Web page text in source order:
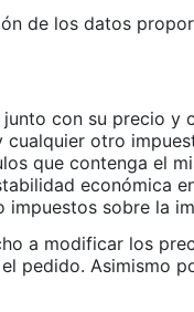
de los datos
con su precio y
cualquier otro
que contenga el
económica
impuestos sobre la
a modificar los
pedido. Asimismo